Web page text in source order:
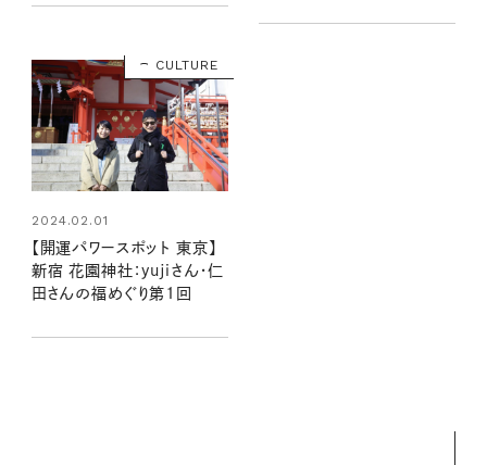
CULTURE
2024.02.01
【開運パワースポット 東京】
新宿 花園神社：yujiさん・仁
田さんの福めぐり第1回